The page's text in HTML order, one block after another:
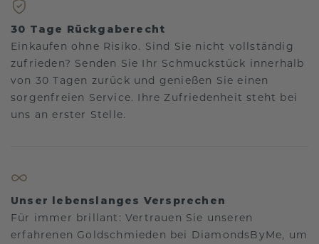
30 Tage Rückgaberecht
Einkaufen ohne Risiko. Sind Sie nicht vollständig
zufrieden? Senden Sie Ihr Schmuckstück innerhalb
von 30 Tagen zurück und genießen Sie einen
sorgenfreien Service. Ihre Zufriedenheit steht bei
uns an erster Stelle.
Unser lebenslanges Versprechen
Für immer brillant: Vertrauen Sie unseren
erfahrenen Goldschmieden bei DiamondsByMe, um